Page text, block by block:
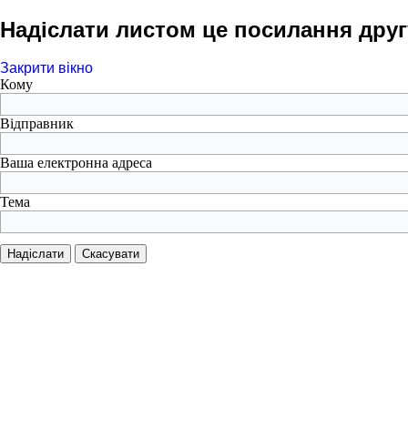
Надіслати листом це посилання
Закрити вікно
Кому
Відправник
Ваша електронна адреса
Тема
Надіслати Скасувати